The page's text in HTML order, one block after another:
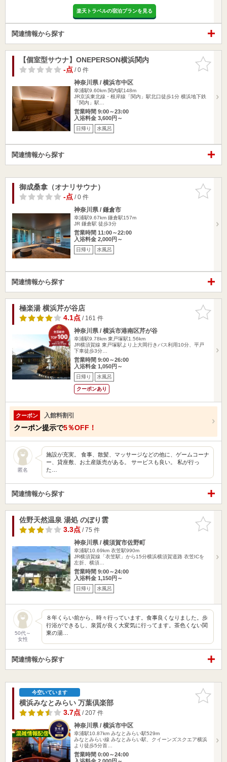
楽天トラベルの宿泊プランを見る
関連情報から探す
お気に入
りに追加
【個室型サウナ】ONEPERSON横浜関内
-点/ 0 件
神奈川県 / 横浜市中区
幸浦駅9.60km 関内駅148m
JR京浜東北線・根岸線「関内」駅北口徒歩1分 横浜地下鉄
「関内」駅…
営業時間 9:00～23:00
入浴料金 3,600円～
日帰り 水風呂
関連情報から探す
お気に入
りに追加
御成桑拿（オナリサウナ）
-点/ 0 件
神奈川県 / 鎌倉市
幸浦駅9.67km 鎌倉駅157m
JR 鎌倉駅 徒歩3分
営業時間 11:00～22:00
入浴料金 2,000円～
日帰り 水風呂
関連情報から探す
お気に入
りに追加
極楽湯 横浜芹が谷店
4.1点/ 161 件
神奈川県 / 横浜市港南区芹が谷
幸浦駅9.78km 東戸塚駅1.56km
JR横須賀線 東戸塚駅より上大岡行きバス利用10分、平戸
下車徒歩3分…
営業時間 9:00～26:00
入浴料金 1,050円～
日帰り 水風呂
クーポンあり
クーポン 入館料割引
クーポン提示で5％OFF！
匿名
施設が充実。 食事、散髪、マッサージなどの他に、ゲームコーナ
ー、貸座敷、お土産販売がある。 サービスも良い。 私が行っ
た…
関連情報から探す
お気に入
りに追加
佐野天然温泉 湯処 のぼり雲
3.3点/ 75 件
神奈川県 / 横須賀市佐野町
幸浦駅10.69km 衣笠駅990m
JR横須賀線「衣笠駅」から15分横浜横須賀道路 衣笠ICを
左折、横須…
営業時間 9:00～24:00
入浴料金 1,150円～
日帰り 水風呂
50代～
女性
８年くらい前から、時々行っています。食事良くなりました。歩
行浴ができるし、泉質が良く大変気に行ってます。茶色くない関
東の湯…
関連情報から探す
お気に入
りに追加
今空いています
横浜みなとみらい 万葉倶楽部
3.7点/ 207 件
神奈川県 / 横浜市中区
幸浦駅10.87km みなとみらい駅529m
みなとみらい線 みなとみらい駅、クイーンズスクエア横浜
より徒歩5分首…
営業時間 0:00～24:00